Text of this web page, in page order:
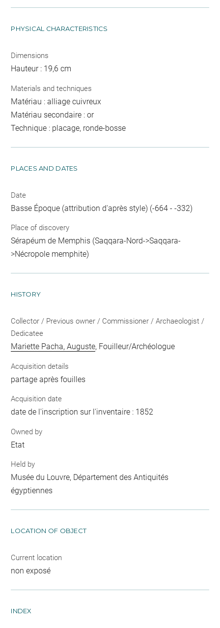
PHYSICAL CHARACTERISTICS
Dimensions
Hauteur : 19,6 cm
Materials and techniques
Matériau : alliage cuivreux
Matériau secondaire : or
Technique : placage, ronde-bosse
PLACES AND DATES
Date
Basse Époque (attribution d'après style) (-664 - -332)
Place of discovery
Sérapéum de Memphis (Saqqara-Nord->Saqqara-
>Nécropole memphite)
HISTORY
Collector / Previous owner / Commissioner / Archaeologist /
Dedicatee
Mariette Pacha, Auguste, Fouilleur/Archéologue
Acquisition details
partage après fouilles
Acquisition date
date de l'inscription sur l'inventaire : 1852
Owned by
Etat
Held by
Musée du Louvre, Département des Antiquités
égyptiennes
LOCATION OF OBJECT
Current location
non exposé
INDEX